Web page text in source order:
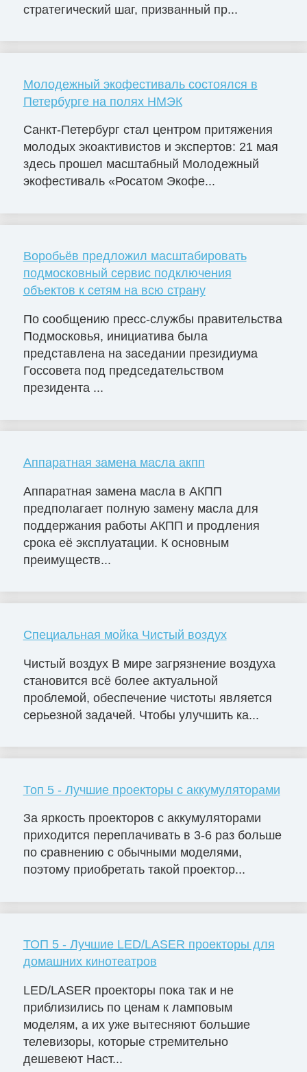
стратегический шаг, призванный пр...
Молодежный экофестиваль состоялся в
Петербурге на полях НМЭК
Санкт-Петербург стал центром притяжения
молодых экоактивистов и экспертов: 21 мая
здесь прошел масштабный Молодежный
экофестиваль «Росатом Экофе...
Воробьёв предложил масштабировать
подмосковный сервис подключения
объектов к сетям на всю страну
По сообщению пресс-службы правительства
Подмосковья, инициатива была
представлена на заседании президиума
Госсовета под председательством
президента ...
Аппаратная замена масла акпп
Аппаратная замена масла в АКПП
предполагает полную замену масла для
поддержания работы АКПП и продления
срока её эксплуатации. К основным
преимуществ...
Специальная мойка Чистый воздух
Чистый воздух В мире загрязнение воздуха
становится всё более актуальной
проблемой, обеспечение чистоты является
серьезной задачей. Чтобы улучшить ка...
Топ 5 - Лучшие проекторы с аккумуляторами
За яркость проекторов с аккумуляторами
приходится переплачивать в 3-6 раз больше
по сравнению с обычными моделями,
поэтому приобретать такой проектор...
ТОП 5 - Лучшие LED/LASER проекторы для
домашних кинотеатров
LED/LASER проекторы пока так и не
приблизились по ценам к ламповым
моделям, а их уже вытесняют большие
телевизоры, которые стремительно
дешевеют Наст...